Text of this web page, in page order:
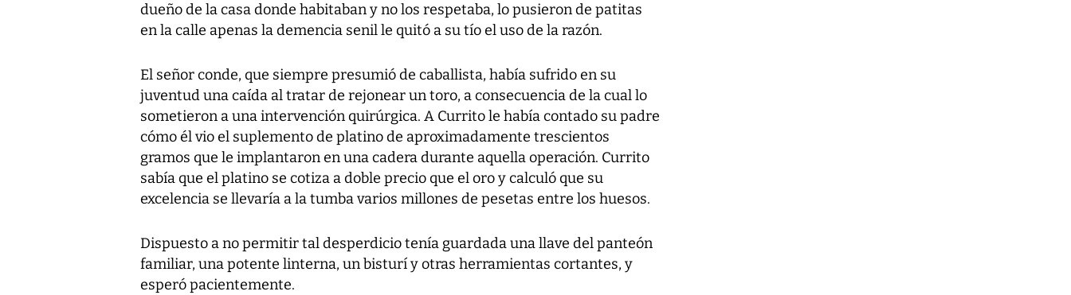
dueño de la casa donde habitaban y no los respetaba, lo pusieron de patitas
en la calle apenas la demencia senil le quitó a su tío el uso de la razón.
El señor conde, que siempre presumió de caballista, había sufrido en su
juventud una caída al tratar de rejonear un toro, a consecuencia de la cual lo
sometieron a una intervención quirúrgica. A Currito le había contado su padre
cómo él vio el suplemento de platino de aproximadamente trescientos
gramos que le implantaron en una cadera durante aquella operación. Currito
sabía que el platino se cotiza a doble precio que el oro y calculó que su
excelencia se llevaría a la tumba varios millones de pesetas entre los huesos.
Dispuesto a no permitir tal desperdicio tenía guardada una llave del panteón
familiar, una potente linterna, un bisturí y otras herramientas cortantes, y
esperó pacientemente.